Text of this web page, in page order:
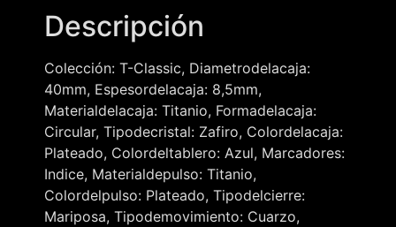
Descripción
Colección: T-Classic, Diametrodelacaja:
40mm, Espesordelacaja: 8,5mm,
Materialdelacaja: Titanio, Formadelacaja:
Circular, Tipodecristal: Zafiro, Colordelacaja:
Plateado, Colordeltablero: Azul, Marcadores:
Indice, Materialdepulso: Titanio,
Colordelpulso: Plateado, Tipodelcierre:
Mariposa, Tipodemovimiento: Cuarzo,